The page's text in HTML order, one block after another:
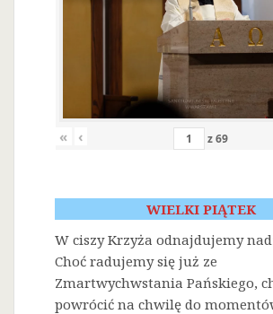
« ‹ z69
WIELKI PIĄTEK
W ciszy Krzyża odnajdujemy
Choć radujemy się już ze
Zmartwychwstania Pańskiego,
powrócić na chwilę do